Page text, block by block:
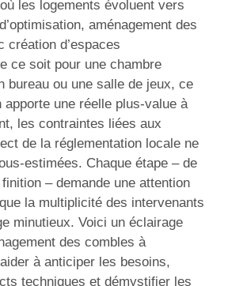
les logements évoluent vers
aménagement des
création d’espaces
ce soit pour une chambre
bureau ou une salle de jeux, ce
apporte une réelle plus-value à
les contraintes liées aux
de la réglementation locale ne
estimées. Chaque étape – de
– demande une attention
la multiplicité des intervenants
minutieux. Voici un éclairage
des combles à
à anticiper les besoins,
techniques et démystifier les